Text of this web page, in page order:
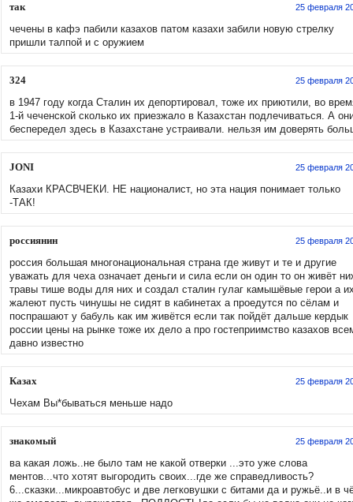
так 25 февраля
чечены в кафэ пабили казахов патом казахи забили новую стрелку
пришли талпой и с оружием
324 25 февраля
в 1947 году когда Сталин их депортировал, тоже их приютили, во
1-й чеченской сколько их приезжало в Казахстан подлечиваться. А
беспередел здесь в Казахстане устраивали. нельзя им доверять
JONI 25 февраля
Казахи КРАСВЧЕКИ. НЕ националист, но эта нация понимает только
-ТАК!
россиянин 25 февраля
россия большая многонациональная страна где живут и те и другие
уважать для чеха означает деньги и сила если он один то он живёт
травы тише воды для них и создал сталин гулаг камышёвые герои а
жалеют пусть чинушы не сидят в кабинетах а проедутся по сёлам и
поспрашают у бабуль как им живётся если так пойдёт дальше кердык
россии цены на рынке тоже их дело а про гостеприимство казахов
давно известно
Казах 25 февраля
Чехам Вы*бываться меньше надо
знакомый 25 февраля
ва какая ложь..не было там не какой отверки ...это уже слова
ментов...что хотят выгородить своих...где же справедливость?
6...сказки...микроавтобус и две легковушки с битами да и ружьё..и в